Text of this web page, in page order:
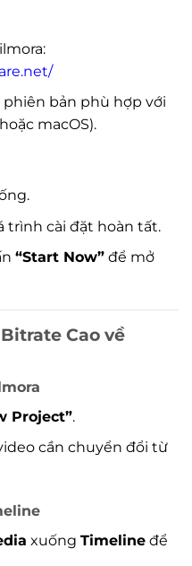
bản phù hợp với
macOS).
trình cài đặt hoàn tất.
“Start Now”để mở
Cao về
Project”.
cần chuyển đổi từ
xuống Timelineđể